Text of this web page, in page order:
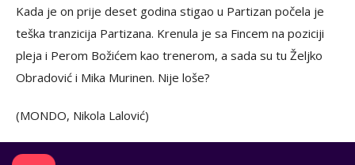
Kada je on prije deset godina stigao u Partizan počela je
teška tranzicija Partizana. Krenula je sa Fincem na poziciji
pleja i Perom Božićem kao trenerom, a sada su tu Željko
Obradović i Mika Murinen. Nije loše?
(MONDO, Nikola Lalović)